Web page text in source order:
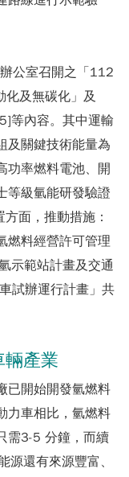
公室召開之「112
化及無碳化」及
等內容。其中運輸
及關鍵技術能量為
功率燃料電池、開
等級氫能研發驗證
面，推動措施：
燃料經營許可管理
示範站計畫及交通
試辦運行計畫」共
產業
已開始開發氫燃料
力車相比，氫燃料
需3-5 分鐘，而續
還有來源豐富、